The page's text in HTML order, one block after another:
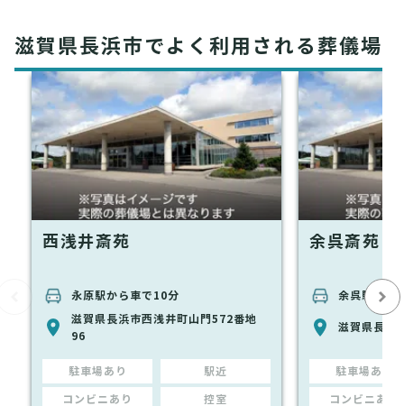
滋賀県長浜市でよく利用される葬儀場
西浅井斎苑
永原駅から車で10分
滋賀県長浜市西浅井町山門572番地
96
駐車場あり 駅近
コンビニあり 控室
余呉斎苑
余呉駅から
滋賀県長浜
駐車場あり
コンビニあり